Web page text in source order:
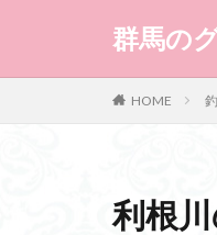
群馬の
HOME
利根